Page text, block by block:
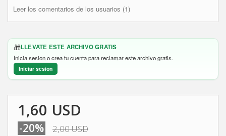
Leer los comentarios de los usuarios (1)
🎁LLEVATE ESTE ARCHIVO GRATIS
Inicia sesion o crea tu cuenta para reclamar este archivo gratis.
Iniciar sesion
1,60 USD
-20% 2,00 USD